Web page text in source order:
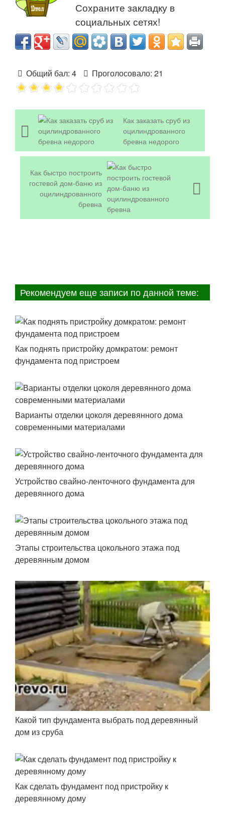
Сохраните закладку в
социальных сетях!
Общий бал: 4 Проголосовало: 21
Как заказать сруб из
оцилиндрованного
бревна недорого
Как быстро построить
гостевой дом-баню из
оцилиндрованного
бревна
Рекомендуем еще записи по данной теме:
Как поднять пристройку домкратом: ремонт
фундамента под пристроем
Варианты отделки цоколя деревянного дома
современными материалами
Устройство свайно-ленточного фундамента для
деревянного дома
Этапы строительства цокольного этажа под
деревянным домом
Какой тип фундамента выбрать под деревянный
дом из сруба
Как сделать фундамент под пристройку к
деревянному дому